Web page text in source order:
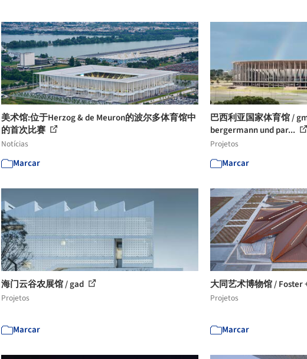
美术馆:位于Herzog & de Meuron的波尔多体育馆中
的首次比赛
Notícias
Marcar
巴西利亚国家体育馆 /
bergermann und par...
Projetos
Marcar
海门云谷农展馆 / gad
Projetos
Marcar
大同艺术博物馆 / Foster
Projetos
Marcar